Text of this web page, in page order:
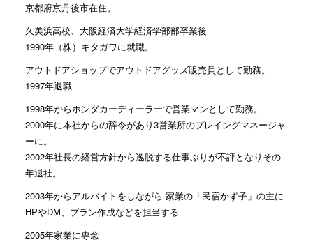
京都府京丹後市在住。
久美浜高校、大阪経済大学経済学部部卒業後
1990年（株）キタガワに就職。
アウトドアショップでアウトドアグッズ販売員として勤務。
1997年退職
1998年からホンダカーディーラーで営業マンとして勤務。
2000年に本社からの辞令があり3営業所のプレイングマネージャ
ーに。
2002年社長の経営方針から逸脱する仕事ぶりが不評となりその
年退社。
2003年からアルバイトをしながら 家業の「民宿かず子」の主に
HPやDM、プラン作成などを担当する
2005年家業に専念